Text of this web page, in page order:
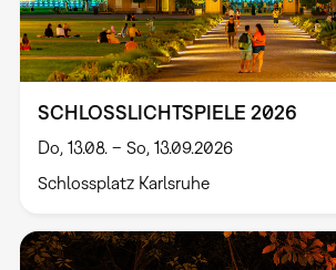
SCHLOSSLICHTSPIELE 2026
Do, 13.08. – So, 13.09.2026
Schlossplatz Karlsruhe